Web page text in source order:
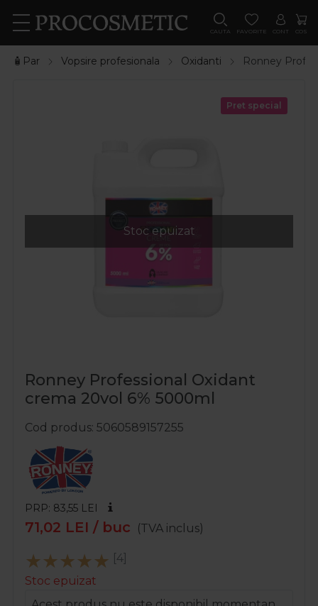
CAUTA FAVORITE CONT COS
🧴Par Vopsire profesionala Oxidanti Ronney
Stoc epuizat
Pret special
Ronney Professional Oxidant
crema 20vol 6% 5000ml
Cod produs 5060589157255
PRP: 83,55 LEI
71,02 LEI / buc (TVA inclus)
[4]
Stoc epuizat